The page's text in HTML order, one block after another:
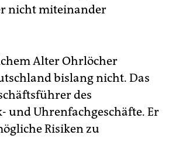
nicht miteinander
Alter Ohrlöcher
bislang nicht. Das
des
und Uhrenfachgeschäfte. Er
Risiken zu